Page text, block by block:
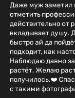
Даже муж заметил
отметить
действительно от
вкладывает душу.
быстро ай да
подходит, как
Наблюдаю давно
растёт. Желаю
получилось.❤️
с такими